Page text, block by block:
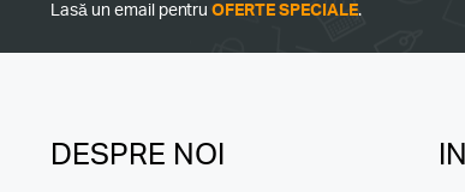
Lasă un email pentruOFERTE SPECIALE.
DESPRE NOI